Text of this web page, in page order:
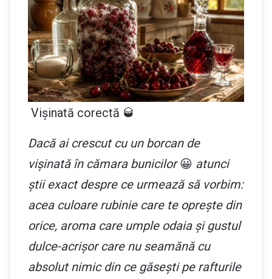
Vișinată corectă 🥃
Dacă ai crescut cu un borcan de
vișinată în cămara bunicilor😀 atunci
știi exact despre ce urmează să vorbim:
acea culoare rubinie care te oprește din
orice, aroma care umple odaia și gustul
dulce-acrișor care nu seamănă cu
absolut nimic din ce găsești pe rafturile